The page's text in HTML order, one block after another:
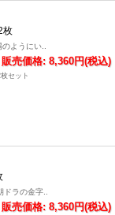
枚
ようにい..
販売価格: 8,360円(税込)
セット
ラの金字..
販売価格: 8,360円(税込)